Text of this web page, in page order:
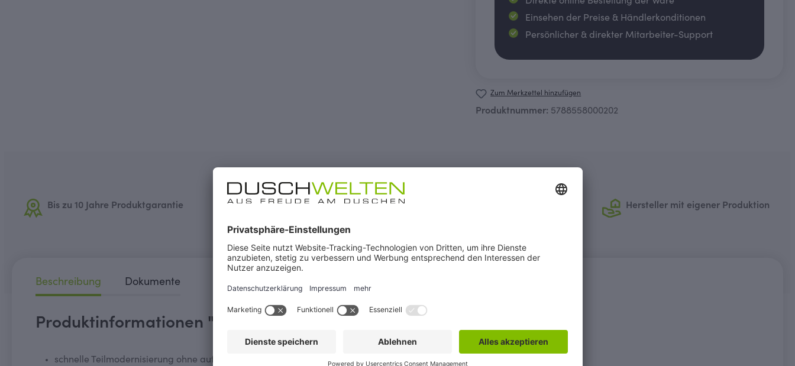
Einsehen der Preise & Händlerkonditionen
Persönlicher & direkter Mitarbeiter-Support
Zum Merkzettel hinzufügen
Produktnummer: 5788558000202
Bis zu 10 Jahre Produktgarantie
Aufmaß- und Montageservice für
Hersteller mit eigener Produktion
Beschreibung Dokumente
Produktinformationen "Dekor Paneel Seidenmatt Kupfer Metallic"
schnelle Teilmodernisierung ohne aufwendige Fliesenarbeiten